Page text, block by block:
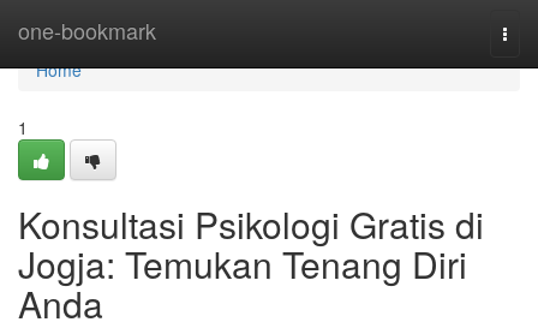
one-bookmark
Home
Home
1
Konsultasi Psikologi Gratis di
Jogja: Temukan Tenang Diri
Anda